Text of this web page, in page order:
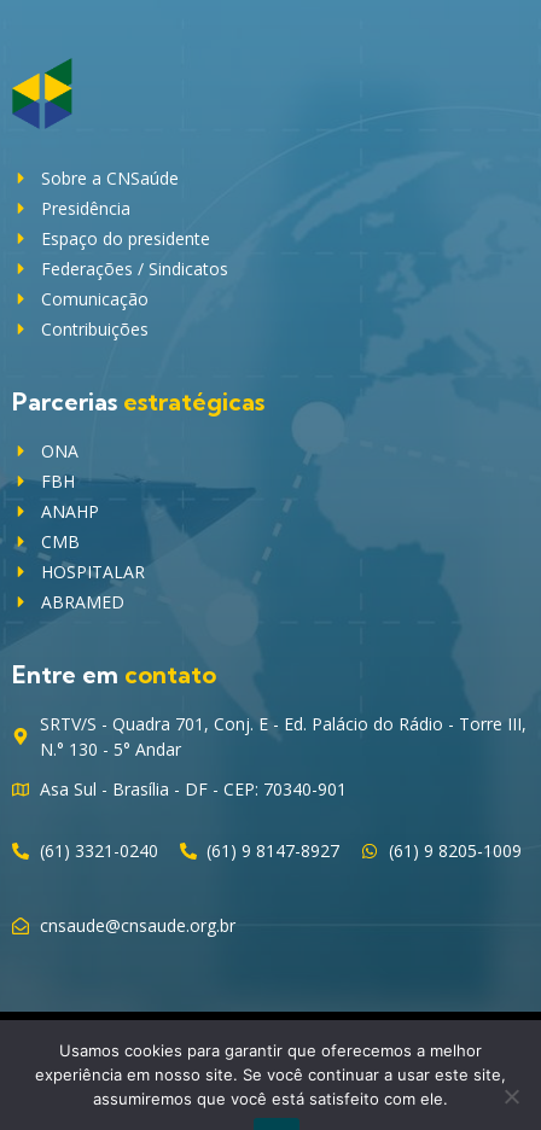
Sobre a CNSaúde
Presidência
Espaço do presidente
Federações / Sindicatos
Comunicação
Contribuições
Parcerias estratégicas
ONA
FBH
ANAHP
CMB
HOSPITALAR
ABRAMED
Entre em contato
SRTV/S - Quadra 701, Conj. E - Ed. Palácio do Rádio - Torre III,
N.° 130 - 5° Andar
Asa Sul - Brasília - DF - CEP: 70340-901
(61) 3321-0240 (61) 9 8147-8927 (61) 9 8205-1009
cnsaude@cnsaude.org.br
Usamos cookies para garantir que oferecemos a melhor
experiência em nosso site. Se você continuar a usar este site,
assumiremos que você está satisfeito com ele.